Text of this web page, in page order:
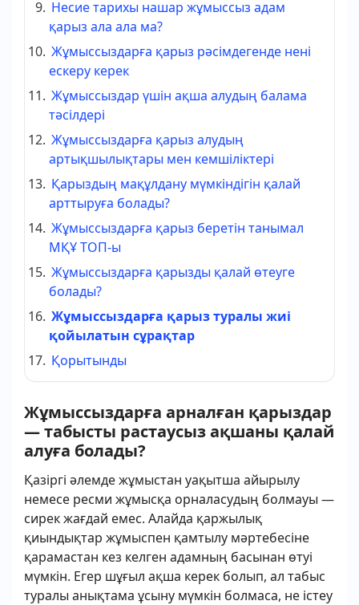
Несие тарихы нашар жұмыссыз адам
қарыз ала ала ма?
Жұмыссыздарға қарыз рәсімдегенде нені
ескеру керек
Жұмыссыздар үшін ақша алудың балама
тәсілдері
Жұмыссыздарға қарыз алудың
артықшылықтары мен кемшіліктері
Қарыздың мақұлдану мүмкіндігін қалай
арттыруға болады?
Жұмыссыздарға қарыз беретін танымал
МҚҰ ТОП-ы
Жұмыссыздарға қарызды қалай өтеуге
болады?
Жұмыссыздарға қарыз туралы жиі
қойылатын сұрақтар
Қорытынды
Жұмыссыздарға арналған қарыздар
— табысты растаусыз ақшаны қалай
алуға болады?
Қазіргі әлемде жұмыстан уақытша айырылу
немесе ресми жұмысқа орналасудың болмауы —
сирек жағдай емес. Алайда қаржылық
қиындықтар жұмыспен қамтылу мәртебесіне
қарамастан кез келген адамның басынан өтуі
мүмкін. Егер шұғыл ақша керек болып, ал табыс
туралы анықтама ұсыну мүмкін болмаса, не істеу